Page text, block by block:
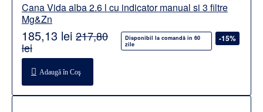
Cana Vida alba 2.6 l cu indicator manual si 3 filtre
Mg&Zn
Disponibil la comandă în 60
zile
-15%
185,13 lei 217,80
lei
Adaugă în Coş